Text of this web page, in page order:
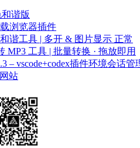
和谐版
浏览器插件
谐工具 | 多开 & 图片显示 正常
MP3 工具 | 批量转换 · 拖放即用
– vscode+codex插件环境会话管
站